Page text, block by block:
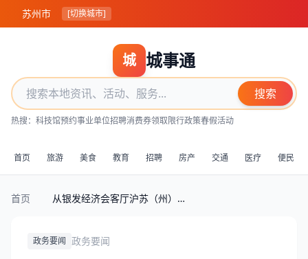
苏州市 [切换城市]
城 城事通
搜索
热搜： 科技馆预约事业单位招聘消费券领取限行政策春假活动
首页 旅游 美食 教育 招聘 房产 交通 医疗 便民
首页 从银发经济会客厅沪苏（州）专场到2026上海老博会，看苏州银发经济如何发力—— 来源：苏州市民政局 发布日期:2026-06-09 13:36 访问量:
政务要闻 政务要闻